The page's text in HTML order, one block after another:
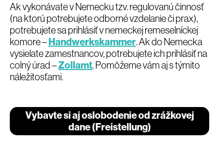
Ak vykonávate v Nemecku tzv. regulovanú činnosť
(na ktorú potrebujete odborné vzdelanie či prax),
potrebujete sa prihlásiť v nemeckej remeselníckej
komore –Handwerkskammer. Ak do Nemecka
vysielate zamestnancov, potrebujete ich prihlásiť na
colný úrad –Zollamt. Pomôžeme vám aj s týmito
náležitosťami.
Vybavte si aj oslobodenie od zrážkovej
dane (Freistellung)